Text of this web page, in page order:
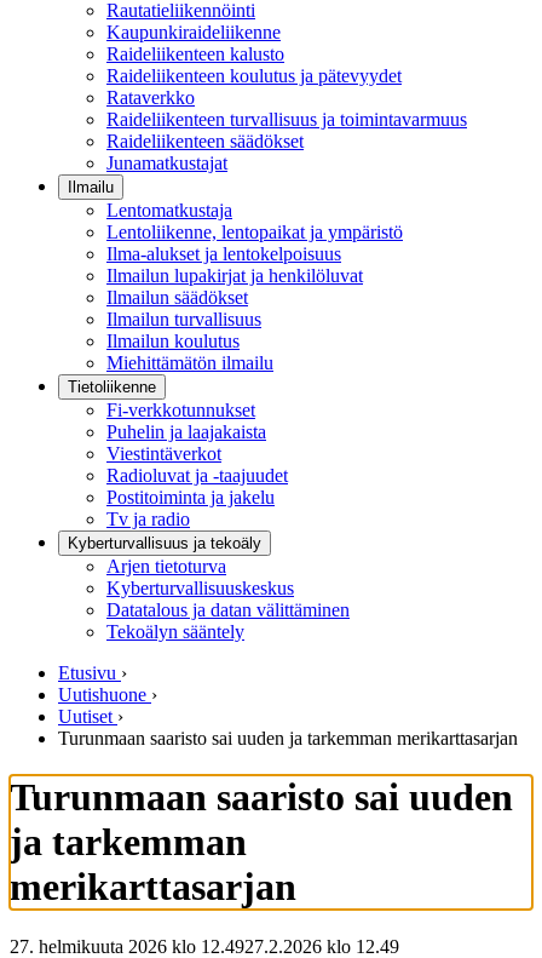
Rautatieliikennöinti
Kaupunkiraideliikenne
Raideliikenteen kalusto
Raideliikenteen koulutus ja pätevyydet
Rataverkko
Raideliikenteen turvallisuus ja toimintavarmuus
Raideliikenteen säädökset
Junamatkustajat
Ilmailu
Lentomatkustaja
Lentoliikenne, lentopaikat ja ympäristö
Ilma-alukset ja lentokelpoisuus
Ilmailun lupakirjat ja henkilöluvat
Ilmailun säädökset
Ilmailun turvallisuus
Ilmailun koulutus
Miehittämätön ilmailu
Tietoliikenne
Fi-verkkotunnukset
Puhelin ja laajakaista
Viestintäverkot
Radioluvat ja -taajuudet
Postitoiminta ja jakelu
Tv ja radio
Kyberturvallisuus ja tekoäly
Arjen tietoturva
Kyberturvallisuuskeskus
Datatalous ja datan välittäminen
Tekoälyn sääntely
Etusivu ›
Uutishuone ›
Uutiset ›
Turunmaan saaristo sai uuden ja tarkemman merikarttasarjan
Turunmaan saaristo sai uuden
ja tarkemman
merikarttasarjan
27. helmikuuta 2026 klo 12.4927.2.2026 klo 12.49